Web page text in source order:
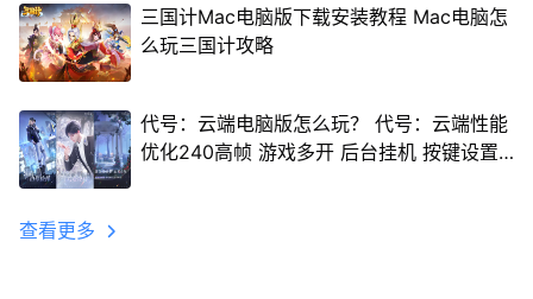
三国计Mac电脑版下载安装教程 Mac电脑怎
么玩三国计攻略
代号：云端电脑版怎么玩？ 代号：云端性能
优化240高帧 游戏多开 后台挂机 按键设置
查看更多